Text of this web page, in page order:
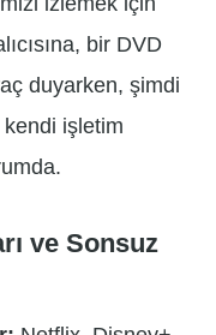
bir DVD
duyarken, şimdi
kendi işletim
ve Sonsuz